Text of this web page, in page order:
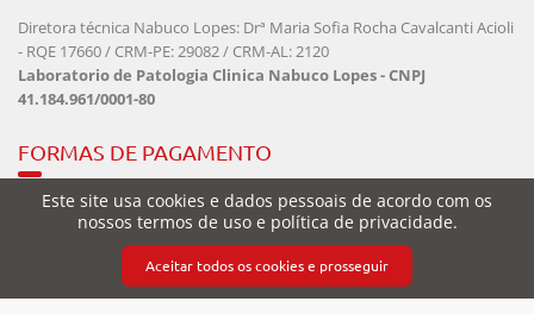
Este site usa cookies e dados pessoais de acordo com os
nossos termos de uso e política de privacidade.
Aceitar todos os cookies e prosseguir
Diretora técnica Nabuco Lopes: Drª Maria Sofia Rocha Cavalcanti Acioli
- RQE 17660 / CRM-PE: 29082 / CRM-AL: 2120
Laboratorio de Patologia Clinica Nabuco Lopes - CNPJ
41.184.961/0001-80
FORMAS DE PAGAMENTO
SEGURANÇA